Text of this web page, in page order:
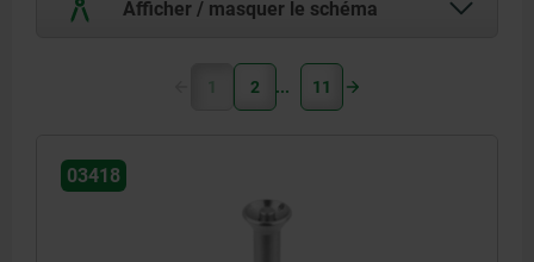
Afficher / masquer le schéma
1 2 11
03418